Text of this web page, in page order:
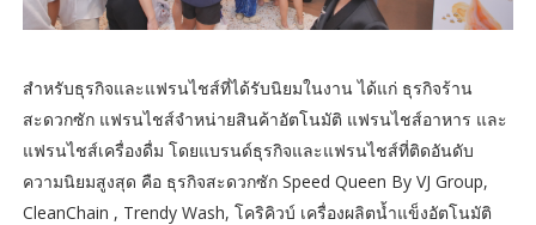
สำหรับธุรกิจและแฟรนไชส์ที่ได้รับนิยมในงาน ได้แก่ ธุรกิจร้าน
สะดวกซัก แฟรนไชส์จำหน่ายสินค้าอัตโนมัติ แฟรนไชส์อาหาร และ
แฟรนไชส์เครื่องดื่ม โดยแบรนด์ธุรกิจและแฟรนไชส์ที่ติดอันดับ
ความนิยมสูงสุด คือ ธุรกิจสะดวกซัก Speed Queen By VJ Group,
CleanChain , Trendy Wash, โคริคิวบ์ เครื่องผลิตน้ำแข็งอัตโนมัติ